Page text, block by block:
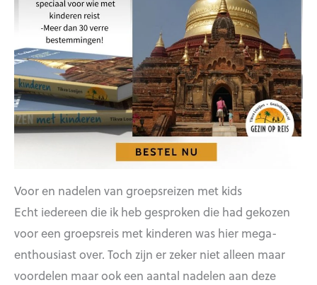
Voor en nadelen van groepsreizen met kids
Echt iedereen die ik heb gesproken die had gekozen
voor een groepsreis met kinderen was hier mega-
enthousiast over. Toch zijn er zeker niet alleen maar
voordelen maar ook een aantal nadelen aan deze